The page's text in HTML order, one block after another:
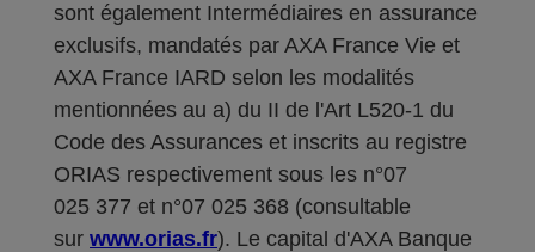
sont également Intermédiaires en assurance
exclusifs, mandatés par AXA France Vie et
AXA France IARD selon les modalités
mentionnées au a) du II de l'Art L520-1 du
Code des Assurances et inscrits au registre
ORIAS respectivement sous les n°07
025 377 et n°07 025 368 (consultable
sur www.orias.fr). Le capital d'AXA Banque